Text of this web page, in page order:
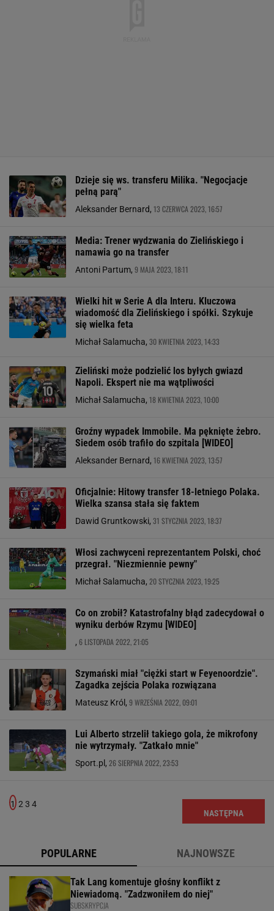
Dzieje się ws. transferu Milika. "Negocjacje
pełną parą"
Aleksander Bernard, 13 CZERWCA 2023, 16:57
Media: Trener wydzwania do Zielińskiego i
namawia go na transfer
Antoni Partum, 9 MAJA 2023, 18:11
Wielki hit w Serie A dla Interu. Kluczowa
wiadomość dla Zielińskiego i spółki. Szykuje
się wielka feta
Michał Salamucha, 30 KWIETNIA 2023, 14:33
Zieliński może podzielić los byłych gwiazd
Napoli. Ekspert nie ma wątpliwości
Michał Salamucha, 18 KWIETNIA 2023, 10:00
Groźny wypadek Immobile. Ma pęknięte żebro.
Siedem osób trafiło do szpitala [WIDEO]
Aleksander Bernard, 16 KWIETNIA 2023, 13:57
Oficjalnie: Hitowy transfer 18-letniego Polaka.
Wielka szansa stała się faktem
Dawid Gruntkowski, 31 STYCZNIA 2023, 18:37
Włosi zachwyceni reprezentantem Polski, choć
przegrał. "Niezmiennie pewny"
Michał Salamucha, 20 STYCZNIA 2023, 19:25
Co on zrobił? Katastrofalny błąd zadecydował o
wyniku derbów Rzymu [WIDEO]
, 6 LISTOPADA 2022, 21:05
Szymański miał "ciężki start w Feyenoordzie".
Zagadka zejścia Polaka rozwiązana
Mateusz Król, 9 WRZEŚNIA 2022, 09:01
Lui Alberto strzelił takiego gola, że mikrofony
nie wytrzymały. "Zatkało mnie"
Sport.pl, 26 SIERPNIA 2022, 23:53
1 2 3 4
NASTĘPNA
POPULARNE NAJNOWSZE
Tak Lang komentuje głośny konflikt z
Niewiadomą. "Zadzwoniłem do niej"
SUBSKRYPCJA